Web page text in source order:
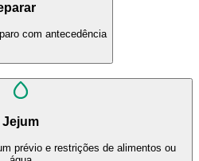
com antecedência
Jejum
prévio e restrições de alimentos ou